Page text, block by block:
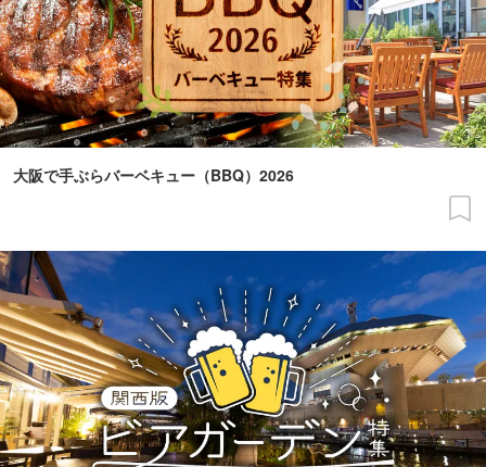
大阪で手ぶらバーベキュー（BBQ）2026